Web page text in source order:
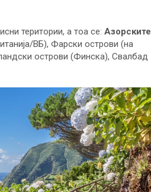
територии, а тоа се: Азорските
ВБ), Фарски острови (на
острови (Финска), Свалбад